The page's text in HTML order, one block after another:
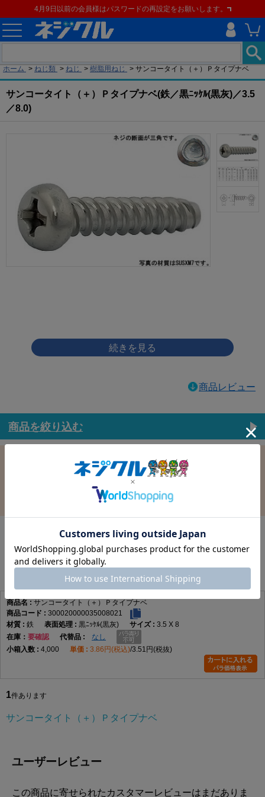
4月9日以前の会員様はパスワードの再設定をお願いします。
ホーム > ねじ類 > ねじ > 樹脂用ねじ > サンコータイト（＋）Ｐタイプナベ
サンコータイト（＋）Ｐタイプナベ(鉄／黒ﾆｯｹﾙ(黒灰)／3.5
／8.0)
商品レビュー
商品を絞り込む
表面処理：黒ﾆｯｹﾙ(黒灰)
在庫：
サンコータイト（＋）Ｐタイプナベ
サンコータイト（＋）Ｐタイプナベ
300020000035008021
鉄
黒ﾆｯｹﾙ(黒灰)
3.5 X 8
在庫
要確認
なし
4,000
3.86円(税込) 3.51円(税抜)
1件あります
サンコータイト（＋）Ｐタイプナベ
ユーザーレビュー
この商品に寄せられたカスタマーレビューはまだありま